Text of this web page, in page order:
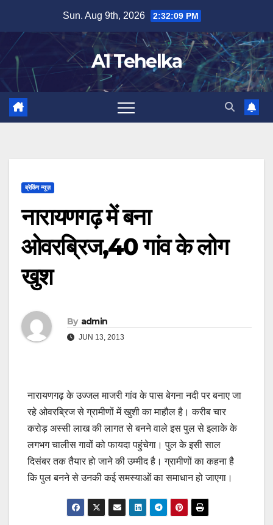
content
Sun. Aug 9th, 2026 2:32:09 PM
A1 Tehelka
ब्रेकिंग न्यूज़
नारायणगढ़ में बना
ओवरब्रिज,40 गांव के लोग
खुश
By admin
JUN 13, 2013
नारायणगढ़ के उज्जल माजरी गांव के पास बेगना नदी पर बनाए जा
रहे ओवरब्रिज से ग्रामीणों में खुशी का माहौल है। करीब चार
करोड़ अस्सी लाख की लागत से बनने वाले इस पुल से इलाके के
लगभग चालीस गावों को फायदा पहुंचेगा। पुल के इसी साल
दिसंबर तक तैयार हो जाने की उम्मीद है। ग्रामीणों का कहना है
कि पुल बनने से उनकी कई समस्याओं का समाधान हो जाएगा।